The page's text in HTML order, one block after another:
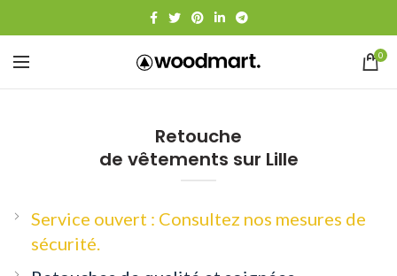
0
Retouche
de vêtements sur Lille
Service ouvert : Consultez nos mesures de
sécurité.